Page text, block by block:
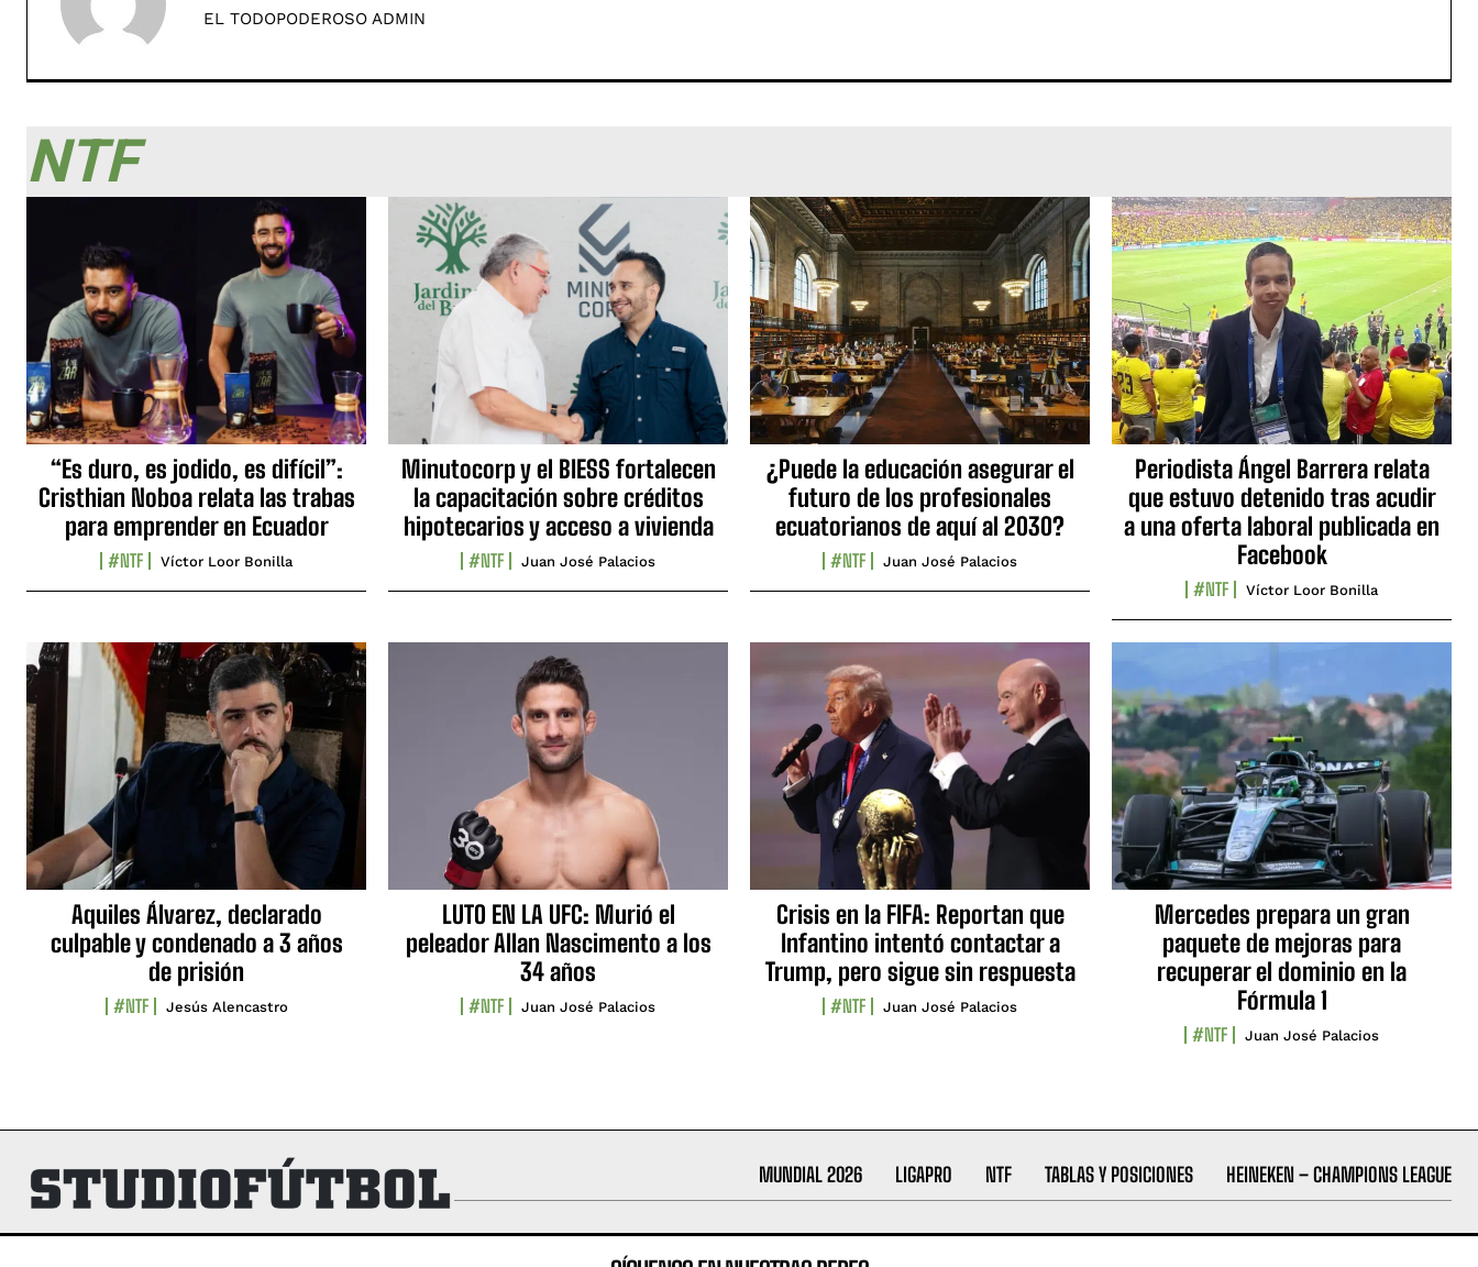
EL TODOPODEROSO ADMIN
NTF
“Es duro, es jodido, es difícil”:
Cristhian Noboa relata las trabas
para emprender en Ecuador
#NTF Víctor Loor Bonilla
Minutocorp y el BIESS fortalecen
la capacitación sobre créditos
hipotecarios y acceso a vivienda
#NTF Juan José Palacios
¿Puede la educación asegurar el
futuro de los profesionales
ecuatorianos de aquí al 2030?
#NTF Juan José Palacios
Periodista Ángel Barrera relata
que estuvo detenido tras acudir
a una oferta laboral publicada en
Facebook
#NTF Víctor Loor Bonilla
Aquiles Álvarez, declarado
culpable y condenado a 3 años
de prisión
#NTF Jesús Alencastro
LUTO EN LA UFC: Murió el
peleador Allan Nascimento a los
34 años
#NTF Juan José Palacios
Crisis en la FIFA: Reportan que
Infantino intentó contactar a
Trump, pero sigue sin respuesta
#NTF Juan José Palacios
Mercedes prepara un gran
paquete de mejoras para
recuperar el dominio en la
Fórmula 1
#NTF Juan José Palacios
MUNDIAL 2026 LIGAPRO NTF TABLAS Y POSICIONES HEINEKEN – CHAMPIONS LEAGUE